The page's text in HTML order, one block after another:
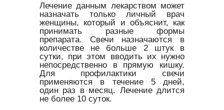
Лечение данным лекарством может
назначать только личный врач
женщины, который и объяснит, как
принимать разные формы
препарата. Свечи назначаются в
количестве не больше 2 штук в
сутки, при этом вводить их нужно
непосредственно в прямую кишку.
Для профилактики свечи
применяются в течение 5 дней,
один раз в месяц. Лечение длится
не более 10 суток.